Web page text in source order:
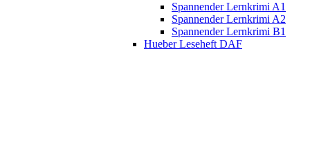
Spannender Lernkrimi A1
Spannender Lernkrimi A2
Spannender Lernkrimi B1
Hueber Leseheft DAF